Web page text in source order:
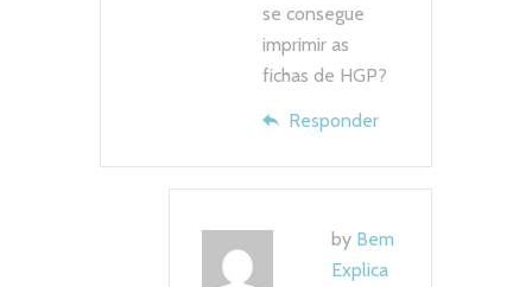
se consegue
imprimir as
fichas de HGP?
Responder
by Bem
Explica